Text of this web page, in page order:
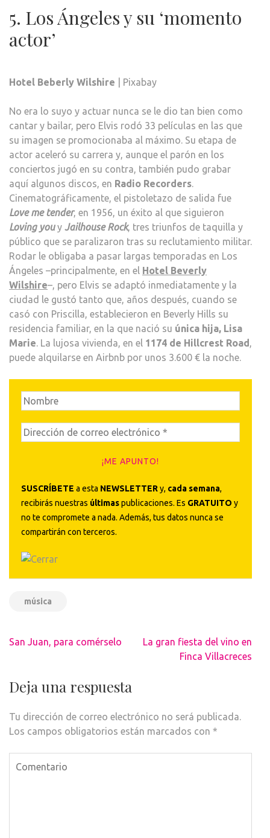
5. Los Ángeles y su ‘momento
actor’
Hotel Beberly Wilshire | Pixabay
No era lo suyo y actuar nunca se le dio tan bien como
cantar y bailar, pero Elvis rodó 33 películas en las que
su imagen se promocionaba al máximo. Su etapa de
actor aceleró su carrera y, aunque el parón en los
conciertos jugó en su contra, también pudo grabar
aquí algunos discos, en Radio Recorders.
Cinematográficamente, el pistoletazo de salida fue
Love me tender, en 1956, un éxito al que siguieron
Loving youy Jailhouse Rock, tres triunfos de taquilla y
público que se paralizaron tras su reclutamiento militar.
Rodar le obligaba a pasar largas temporadas en Los
Ángeles –principalmente, en el Hotel Beverly
Wilshire–, pero Elvis se adaptó inmediatamente y la
ciudad le gustó tanto que, años después, cuando se
casó con Priscilla, establecieron en Beverly Hills su
residencia familiar, en la que nació su única hija, Lisa
Marie. La lujosa vivienda, en el 1174 de Hillcrest Road,
puede alquilarse en Airbnb por unos 3.600 € la noche.
SUSCRÍBETE a esta NEWSLETTER y, cada semana,
recibirás nuestras últimaspublicaciones. Es GRATUITO y
no te compromete a nada. Además, tus datos nunca se
compartirán con terceros.
música
Navegación
San Juan, para comérselo
La gran fiesta del vino en
Finca Villacreces
Deja una respuesta
Tu dirección de correo electrónico no será publicada.
Los campos obligatorios están marcados con *